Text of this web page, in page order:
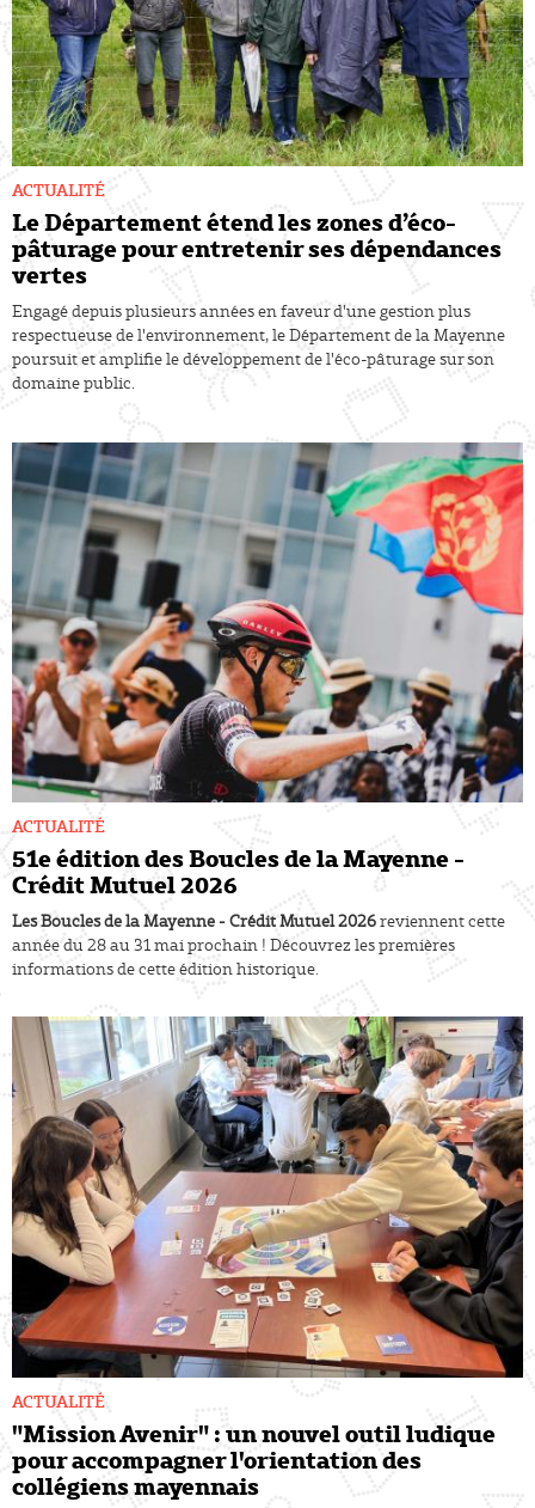
Le Département étend les zones d’éco-
pâturage pour entretenir ses dépendances
vertes
ACTUALITÉ
Engagé depuis plusieurs années en faveur d'une gestion plus
respectueuse de l'environnement, le Département de la Mayenne
poursuit et amplifie le développement de l'éco-pâturage sur son
domaine public.
51e édition des Boucles de la Mayenne -
Crédit Mutuel 2026
ACTUALITÉ
Les Boucles de la Mayenne - Crédit Mutuel 2026reviennent cette
année du 28 au 31 mai prochain ! Découvrez les premières
informations de cette édition historique.
"Mission Avenir" : un nouvel outil ludique
pour accompagner l'orientation des
collégiens mayennais
ACTUALITÉ